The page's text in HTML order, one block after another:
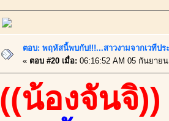
ตอบ: พฤหัสนี้พบกับ!!!...สาวงามจากเวทีปร
« ตอบ #20 เมื่อ: 06:16:52 AM 05 กันยาย
((น้องจันจิ))